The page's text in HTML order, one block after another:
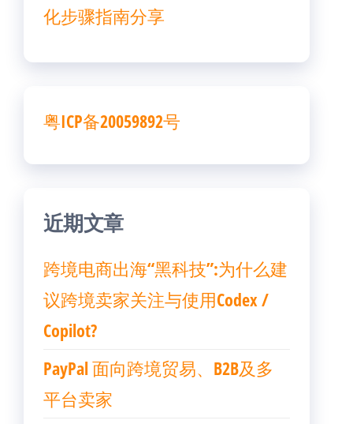
化步骤指南分享
粤ICP备20059892号
近期文章
跨境电商出海“黑科技”:为什么建
议跨境卖家关注与使用Codex /
Copilot?
PayPal 面向跨境贸易、B2B及多
平台卖家